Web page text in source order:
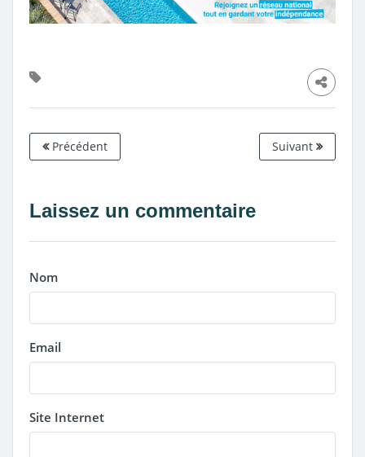
Précédent Suivant
Laissez un commentaire
Nom
Email
Site Internet